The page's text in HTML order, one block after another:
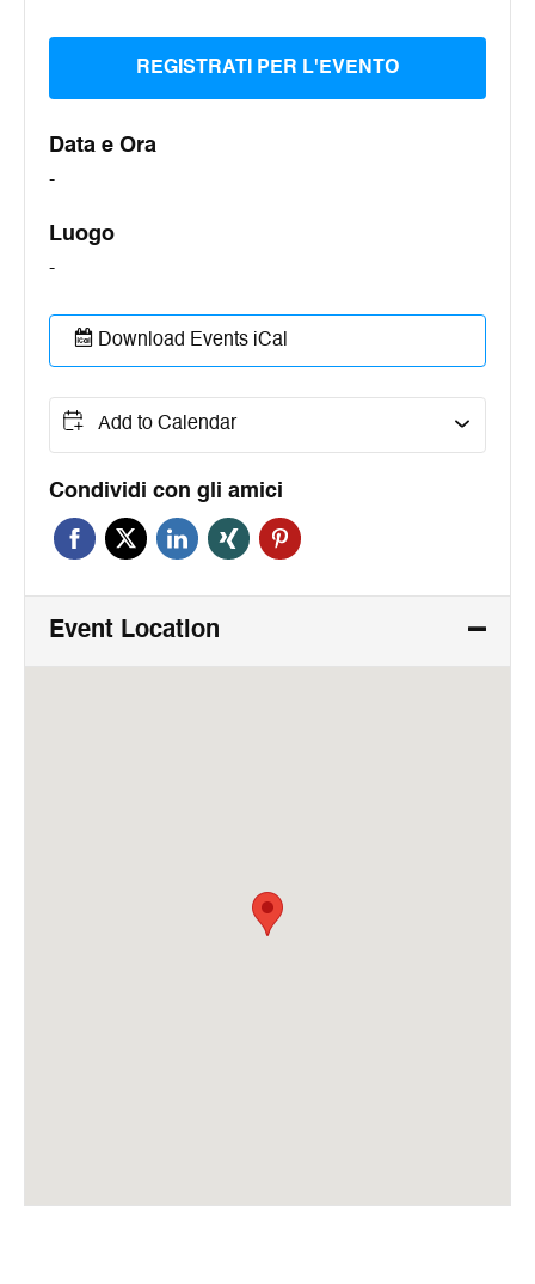
REGISTRATI PER L'EVENTO
Data e Ora
-
Luogo
-
Download Events iCal
Add to Calendar
Condividi con gli amici
Event Location